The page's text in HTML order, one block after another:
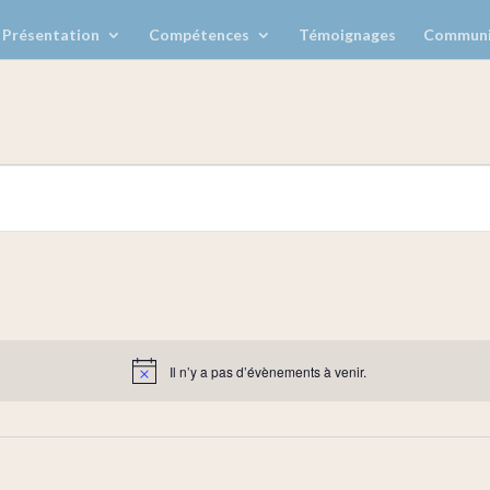
Présentation Compétences Témoignages
Notice
Il n’y a pas d’évènements à venir.